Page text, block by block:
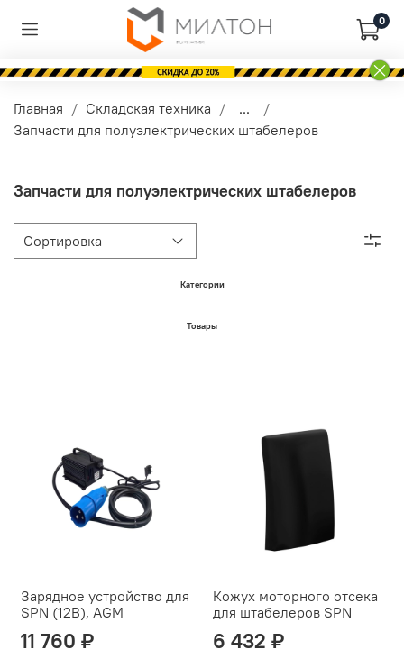
0
Главная Складская техника
...
Запчасти для полуэлектрических штабелеров
Запчасти для полуэлектрических штабелеров
Категории
Товары
Зарядное устройство для
SPN (12В), AGM
11 760 ₽
Кожух моторного отсека
для штабелеров SPN
6 432 ₽